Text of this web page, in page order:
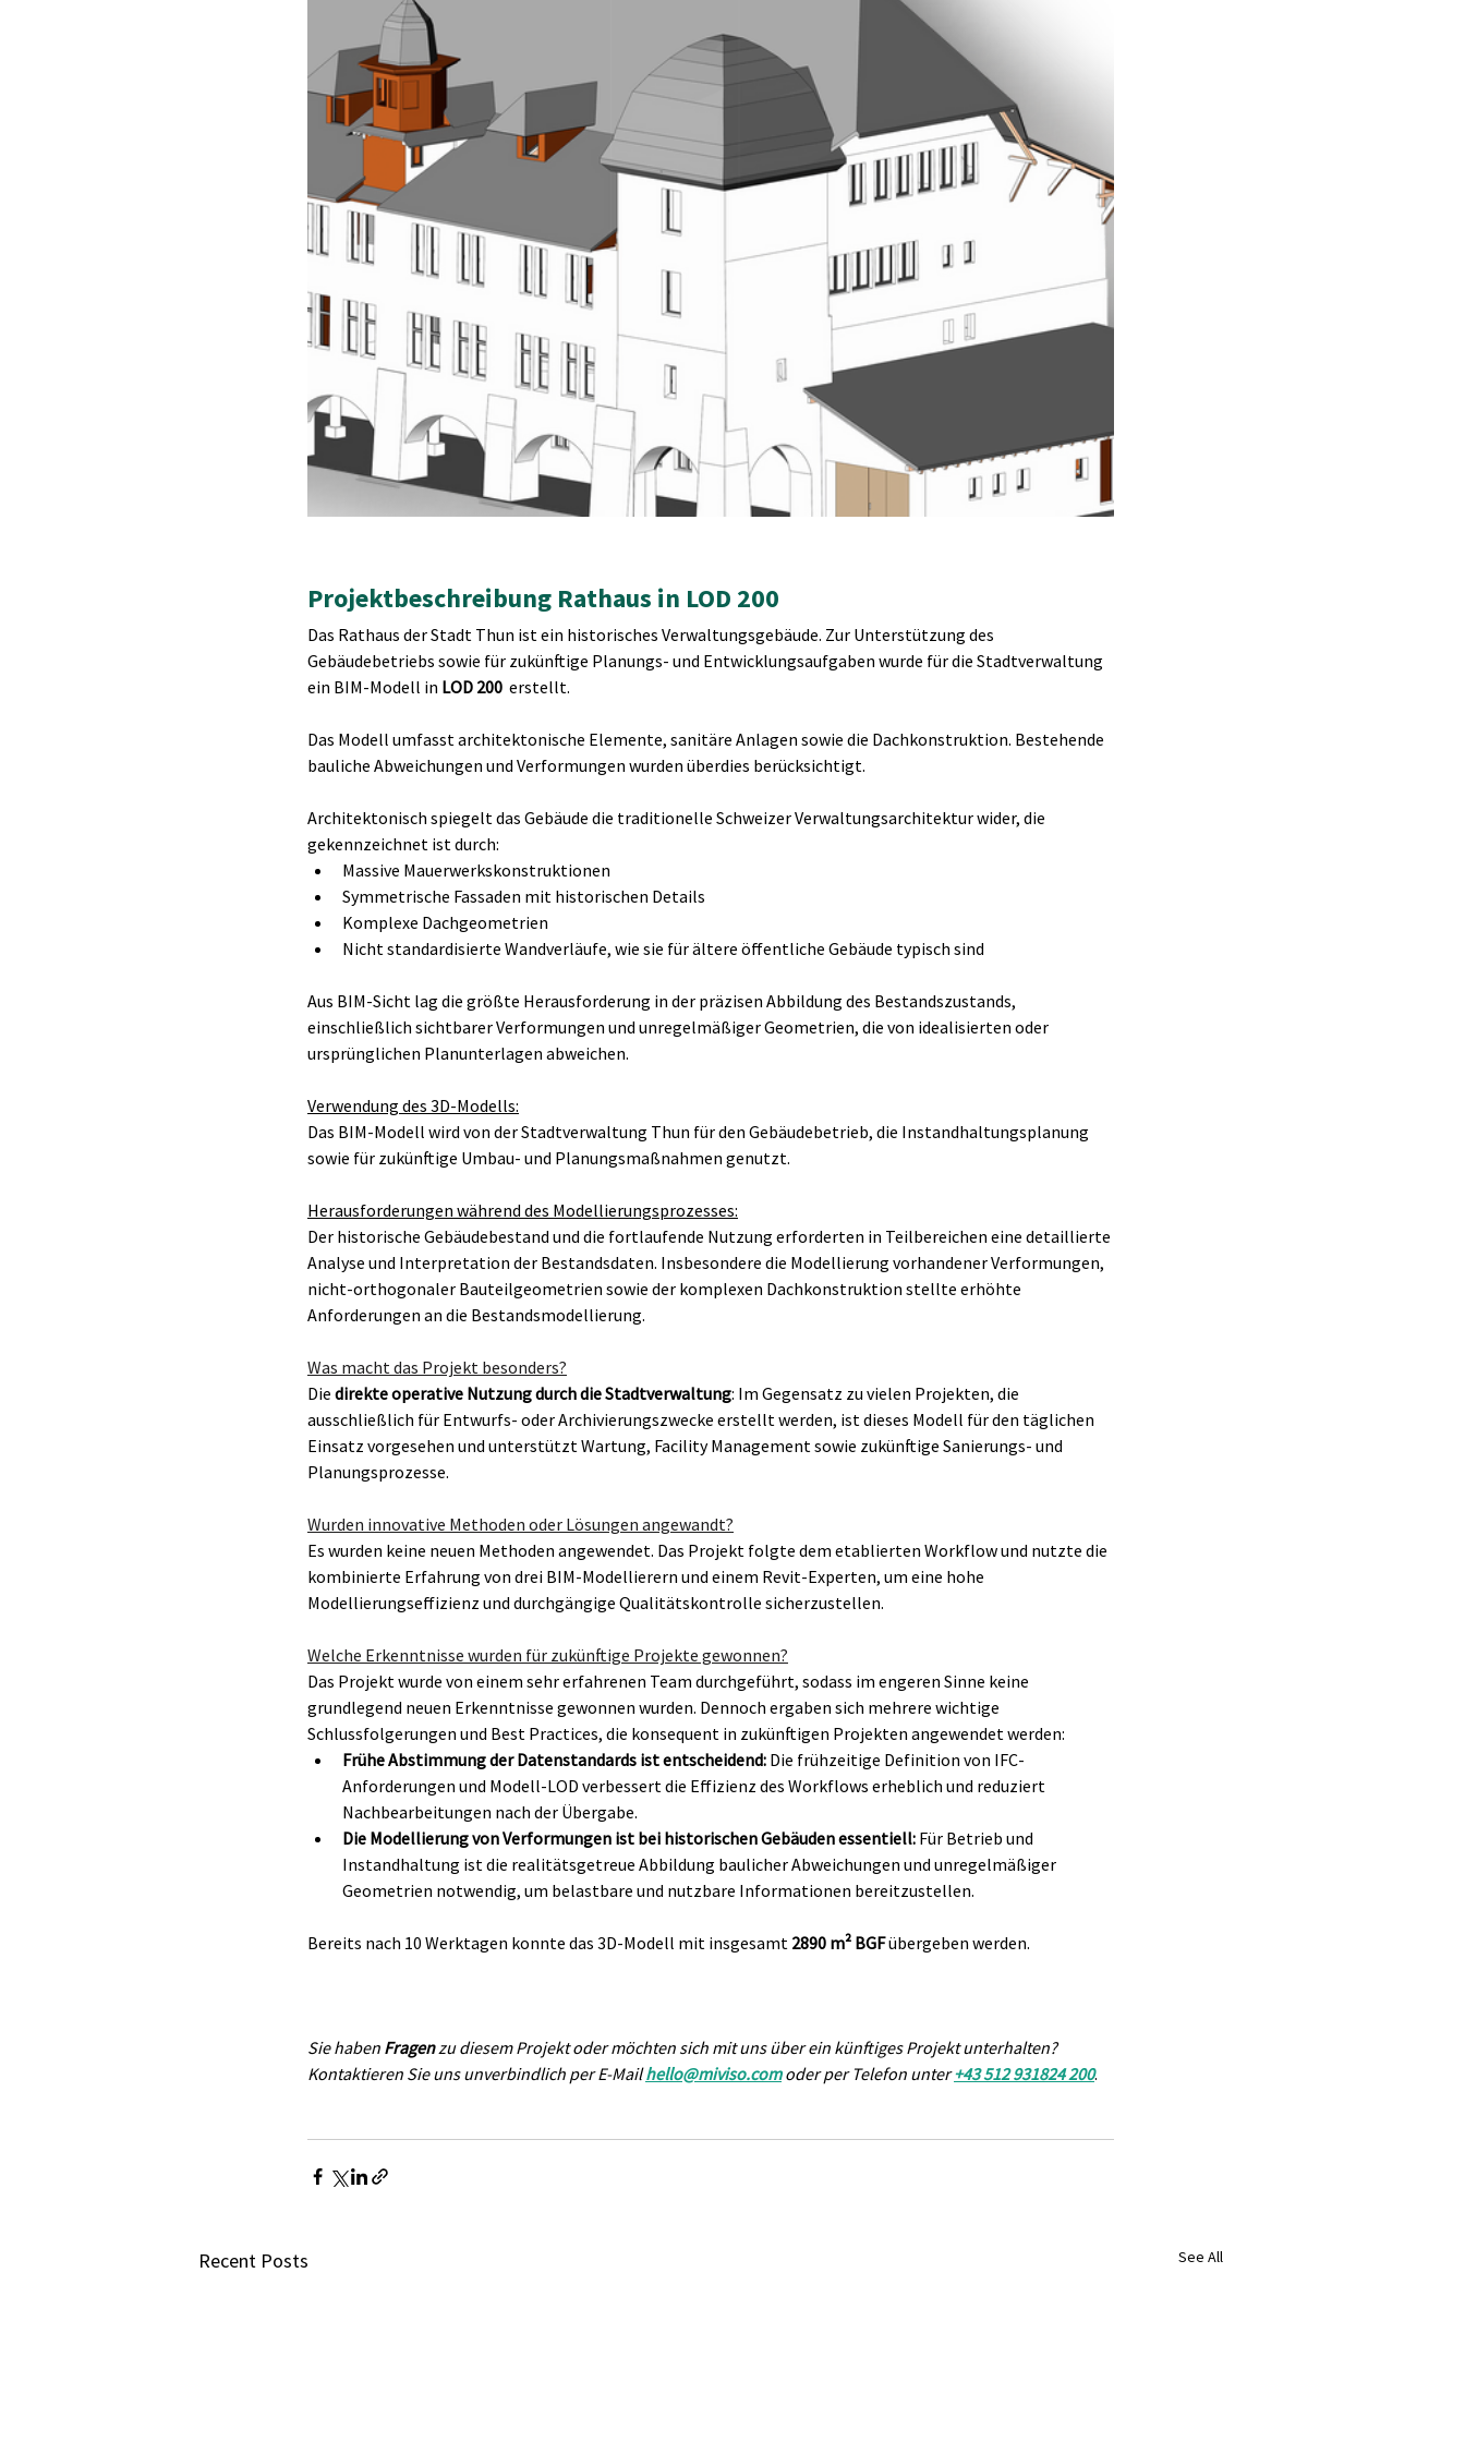
Projektbeschreibung Rathaus in LOD 200
Das Rathaus der Stadt Thun ist ein historisches Verwaltungsgebäude. Zur Unterstützung des
Gebäudebetriebs sowie für zukünftige Planungs- und Entwicklungsaufgaben wurde für die Stadtverwaltung
ein BIM-Modell in LOD 200 erstellt.
Das Modell umfasst architektonische Elemente, sanitäre Anlagen sowie die Dachkonstruktion. Bestehende
bauliche Abweichungen und Verformungen wurden überdies berücksichtigt.
Architektonisch spiegelt das Gebäude die traditionelle Schweizer Verwaltungsarchitektur wider, die
gekennzeichnet ist durch:
Massive Mauerwerkskonstruktionen
Symmetrische Fassaden mit historischen Details
Komplexe Dachgeometrien
Nicht standardisierte Wandverläufe, wie sie für ältere öffentliche Gebäude typisch sind
Aus BIM-Sicht lag die größte Herausforderung in der präzisen Abbildung des Bestandszustands,
einschließlich sichtbarer Verformungen und unregelmäßiger Geometrien, die von idealisierten oder
ursprünglichen Planunterlagen abweichen.
Verwendung des 3D-Modells:
Das BIM-Modell wird von der Stadtverwaltung Thun für den Gebäudebetrieb, die Instandhaltungsplanung
sowie für zukünftige Umbau- und Planungsmaßnahmen genutzt.
Herausforderungen während des Modellierungsprozesses:
Der historische Gebäudebestand und die fortlaufende Nutzung erforderten in Teilbereichen eine detaillierte
Analyse und Interpretation der Bestandsdaten. Insbesondere die Modellierung vorhandener Verformungen,
nicht-orthogonaler Bauteilgeometrien sowie der komplexen Dachkonstruktion stellte erhöhte
Anforderungen an die Bestandsmodellierung.
Was macht das Projekt besonders?
Die direkte operative Nutzung durch die Stadtverwaltung: Im Gegensatz zu vielen Projekten, die
ausschließlich für Entwurfs- oder Archivierungszwecke erstellt werden, ist dieses Modell für den täglichen
Einsatz vorgesehen und unterstützt Wartung, Facility Management sowie zukünftige Sanierungs- und
Planungsprozesse.
Wurden innovative Methoden oder Lösungen angewandt?
Es wurden keine neuen Methoden angewendet. Das Projekt folgte dem etablierten Workflow und nutzte die
kombinierte Erfahrung von drei BIM-Modellierern und einem Revit-Experten, um eine hohe
Modellierungseffizienz und durchgängige Qualitätskontrolle sicherzustellen.
Welche Erkenntnisse wurden für zukünftige Projekte gewonnen?
Das Projekt wurde von einem sehr erfahrenen Team durchgeführt, sodass im engeren Sinne keine
grundlegend neuen Erkenntnisse gewonnen wurden. Dennoch ergaben sich mehrere wichtige
Schlussfolgerungen und Best Practices, die konsequent in zukünftigen Projekten angewendet werden:
Frühe Abstimmung der Datenstandards ist entscheidend: Die frühzeitige Definition von IFC-
Anforderungen und Modell-LOD verbessert die Effizienz des Workflows erheblich und reduziert
Nachbearbeitungen nach der Übergabe.
Die Modellierung von Verformungen ist bei historischen Gebäuden essentiell: Für Betrieb und
Instandhaltung ist die realitätsgetreue Abbildung baulicher Abweichungen und unregelmäßiger
Geometrien notwendig, um belastbare und nutzbare Informationen bereitzustellen.
Bereits nach 10 Werktagen konnte das 3D-Modell mit insgesamt 2890 m² BGF übergeben werden.
Sie haben Fragen zu diesem Projekt oder möchten sich mit uns über ein künftiges Projekt unterhalten?
Kontaktieren Sie uns unverbindlich per E-Mail hello@miviso.com oder per Telefon unter +43 512 931824 200.
Recent Posts See All